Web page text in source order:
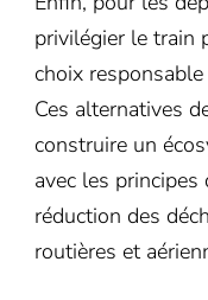
privilégier le train
choix
Ces alternatives
construire un
avec les
réduction des
routières et